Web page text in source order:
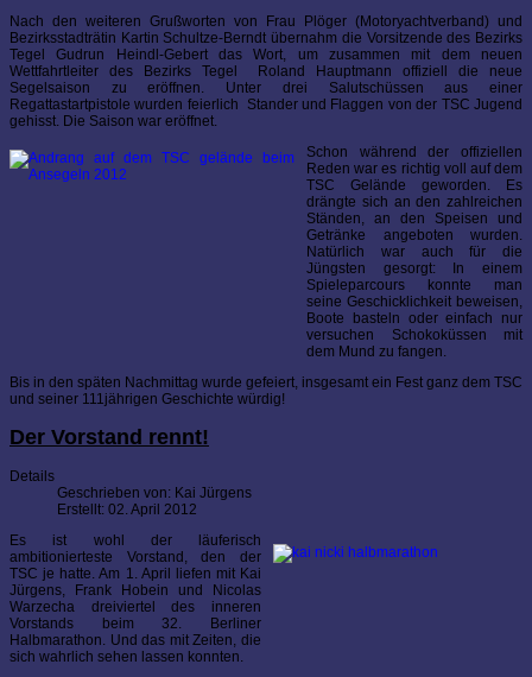
Nach den weiteren Grußworten von Frau Plöger (Motoryachtverband) und
Bezirksstadträtin Kartin Schultze-Berndt übernahm die Vorsitzende des Bezirks
Tegel Gudrun Heindl-Gebert das Wort, um zusammen mit dem neuen
Wettfahrtleiter des Bezirks Tegel Roland Hauptmann offiziell die neue
Segelsaison zu eröffnen. Unter drei Salutschüssen aus einer
Regattastartpistole wurden feierlich Stander und Flaggen von der TSC Jugend
gehisst. Die Saison war eröffnet.
Schon während der offiziellen
Reden war es richtig voll auf dem
TSC Gelände geworden. Es
drängte sich an den zahlreichen
Ständen, an den Speisen und
Getränke angeboten wurden.
Natürlich war auch für die
Jüngsten gesorgt: In einem
Spieleparcours konnte man
seine Geschicklichkeit beweisen,
Boote basteln oder einfach nur
versuchen Schokoküssen mit
dem Mund zu fangen.
Bis in den späten Nachmittag wurde gefeiert, insgesamt ein Fest ganz dem TSC
und seiner 111jährigen Geschichte würdig!
Der Vorstand rennt!
Details
Geschrieben von: Kai Jürgens
Erstellt: 02. April 2012
Es ist wohl der läuferisch
ambitionierteste Vorstand, den der
TSC je hatte. Am 1. April liefen mit Kai
Jürgens, Frank Hobein und Nicolas
Warzecha dreiviertel des inneren
Vorstands beim 32. Berliner
Halbmarathon. Und das mit Zeiten, die
sich wahrlich sehen lassen konnten.